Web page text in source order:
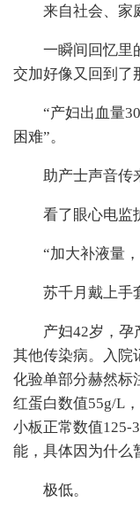
来自社会、家
一瞬间回忆里
交加好像又回到了
“产妇出血量
困难”。
助产士声音传
看了眼心电监
“加大补液量
苏千月戴上手
产妇42岁，孕
其他传染病。入院
化验单部分赫然标
红蛋白数值55g/L
小板正常数值125-
能，具体因为什么
极低。